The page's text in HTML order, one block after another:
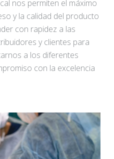
nos permiten el máximo
y la calidad del producto
con rapidez a las
y clientes para
a los diferentes
con la excelencia